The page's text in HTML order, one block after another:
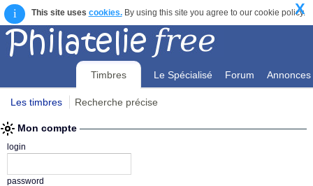
i This site uses cookies.By using this site you agree to our cookie policy.
X
Timbres Le Spécialisé Forum Annonces
Les timbres Recherche précise
Mon compte
login
password